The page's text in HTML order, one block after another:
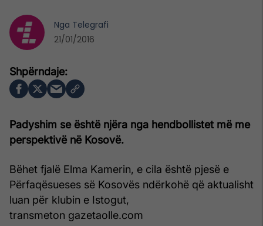
Padyshim se është njëra nga hendbollistet më me
perspektivë në Kosovë.
Bëhet fjalë Elma Kamerin, e cila është pjesë e
Përfaqësueses së Kosovës ndërkohë që aktualisht
luan për klubin e Istogut,
transmeton gazetaolle.com
Nga Telegrafi
21/01/2016